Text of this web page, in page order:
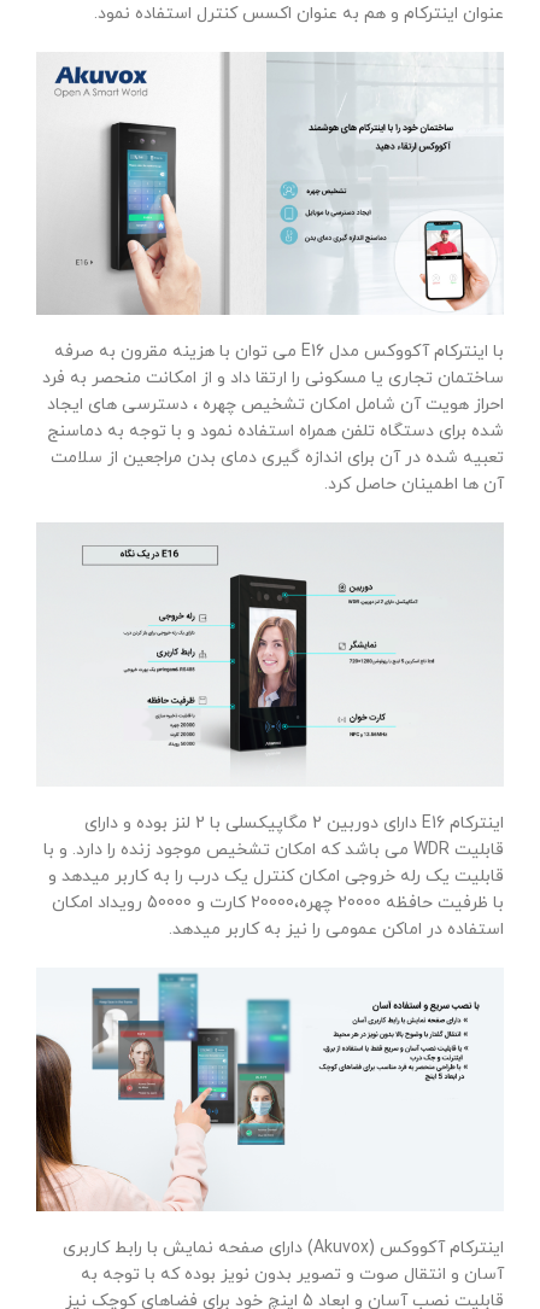
عنوان اینترکام و هم به عنوان اکسس کنترل استفاده نمود.
با اینترکام آکووکس مدل E16 می توان با هزینه مقرون به صرفه
ساختمان تجاری یا مسکونی را ارتقا داد و از امکانت منحصر به فرد
احراز هویت آن شامل امکان تشخیص چهره ، دسترسی های ایجاد
شده برای دستگاه تلفن همراه استفاده نمود و با توجه به دماسنج
تعبیه شده در آن برای اندازه گیری دمای بدن مراجعین از سلامت
آن ها اطمینان حاصل کرد.
اینترکام E16 دارای دوربین 2 مگاپیکسلی با 2 لنز بوده و دارای
قابلیت WDR می باشد که امکان تشخیص موجود زنده را دارد. و با
قابلیت یک رله خروجی امکان کنترل یک درب را به کاربر میدهد و
با ظرفیت حافظه 20000 چهره،20000 کارت و 50000 رویداد امکان
استفاده در اماکن عمومی را نیز به کاربر میدهد.
اینترکام آکووکس (Akuvox) دارای صفحه نمایش با رابط کاربری
آسان و انتقال صوت و تصویر بدون نویز بوده که با توجه به
قابلیت نصب آسان و ابعاد 5 اینچ خود برای فضاهای کوچک نیز